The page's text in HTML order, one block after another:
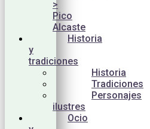
>
Pico
Alcaste
Historia
y
tradiciones
Historia
Tradiciones
Personajes
ilustres
Ocio